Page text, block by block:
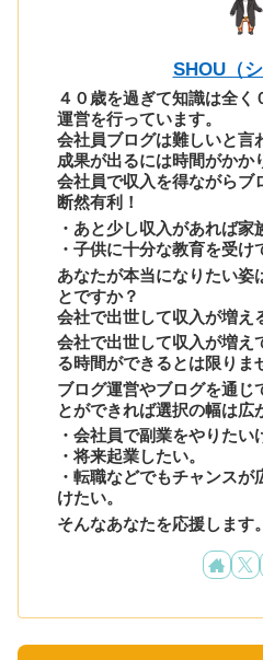
SHOU（シ
４０歳を過ぎて知識は全く
運営を行っています。
会社員ブログは難しいと言
成果が出るには時間がかか
会社員で収入を得ながらブ
断然有利！
・あと少し収入があれば家
・子供に十分な教育を受け
あなたが本当になりたい姿
とですか？
会社で出世して収入が増え
会社で出世して収入が増え
る時間ができるとは限りま
ブログ運営やブログを通じ
とができれば選択の幅は広
・会社員で副業をやりたい
・将来起業したい。
・転職などでもチャンス
けたい。
そんなあなたを応援します。